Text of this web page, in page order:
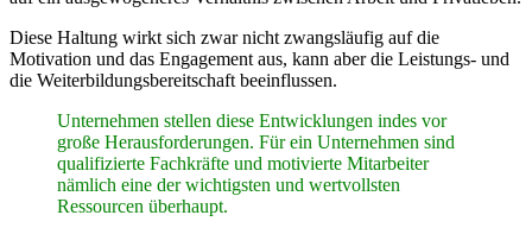
Diese Haltung wirkt sich zwar nicht zwangsläufig auf die
Motivation und das Engagement aus, kann aber die Leistungs- und
die Weiterbildungsbereitschaft beeinflussen.
Unternehmen stellen diese Entwicklungen indes vor
große Herausforderungen. Für ein Unternehmen sind
qualifizierte Fachkräfte und motivierte Mitarbeiter
nämlich eine der wichtigsten und wertvollsten
Ressourcen überhaupt.